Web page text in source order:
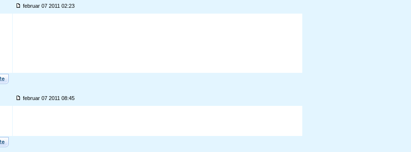
februar 07 2011 02:23
februar 07 2011 08:45